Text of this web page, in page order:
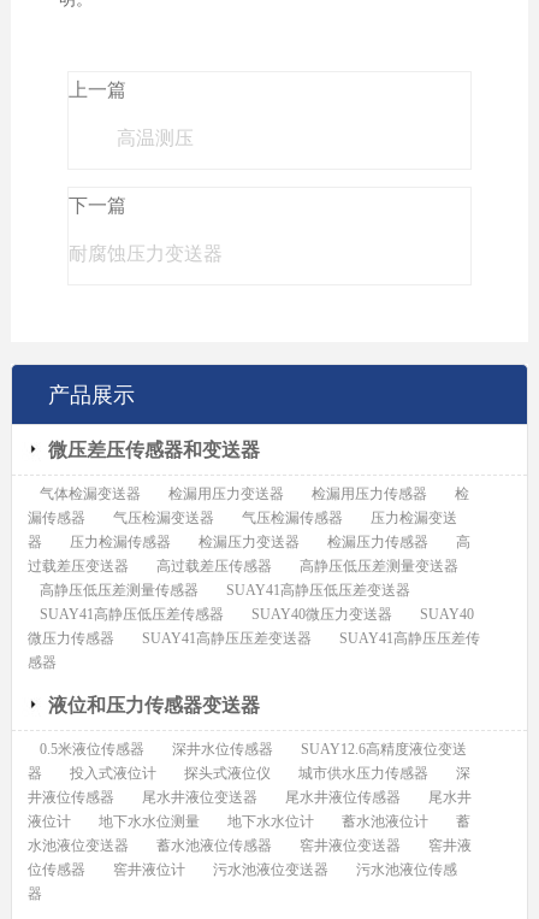
上一篇
高温测压
下一篇
耐腐蚀压力变送器
产品展示
微压差压传感器和变送器
气体检漏变送器 检漏用压力变送器 检漏用压力传感器
检
漏传感器
气压检漏变送器 气压检漏传感器
压力检漏变送
器
压力检漏传感器 检漏压力变送器 检漏压力传感器
高
过载差压变送器
高过载差压传感器
高静压低压差测量变送器
高静压低压差测量传感器
SUAY41高静压低压差变送器
SUAY41高静压低压差传感器
SUAY40微压力变送器
SUAY40
微压力传感器
SUAY41高静压压差变送器
SUAY41高静压压差传
感器
液位和压力传感器变送器
0.5米液位传感器 深井水位传感器
SUAY12.6高精度液位变送
器
投入式液位计 探头式液位仪 城市供水压力传感器
深
井液位传感器
尾水井液位变送器 尾水井液位传感器
尾水井
液位计
地下水水位测量 地下水水位计 蓄水池液位计
蓄
水池液位变送器
蓄水池液位传感器 窖井液位变送器
窖井液
位传感器
窖井液位计 污水池液位变送器
污水池液位传感
器